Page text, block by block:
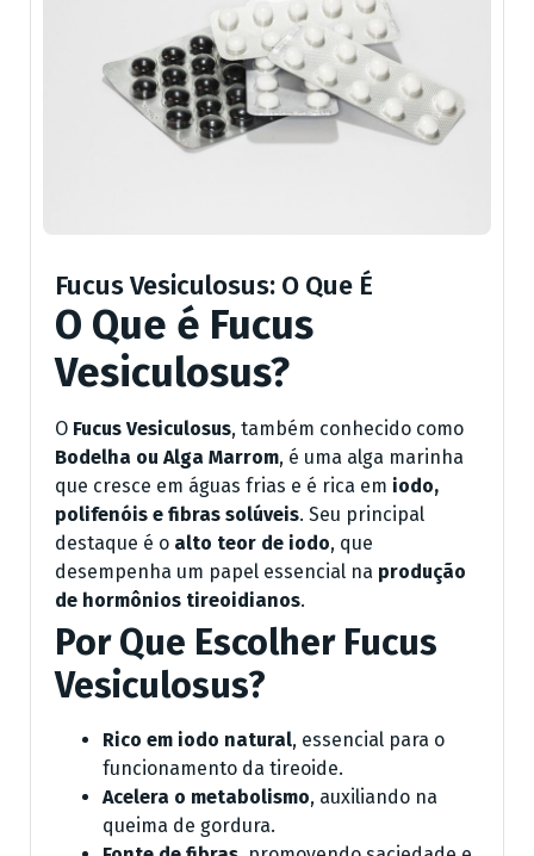
Fucus Vesiculosus: O Que É
O Que é Fucus
Vesiculosus?
O Fucus Vesiculosus, também conhecido como
Bodelha ou Alga Marrom, é uma alga marinha
que cresce em águas frias e é rica em iodo,
polifenóis e fibras solúveis. Seu principal
destaque é o alto teor de iodo, que
desempenha um papel essencial na produção
de hormônios tireoidianos.
Por Que Escolher Fucus
Vesiculosus?
Rico em iodo natural, essencial para o
funcionamento da tireoide.
Acelera o metabolismo, auxiliando na
queima de gordura.